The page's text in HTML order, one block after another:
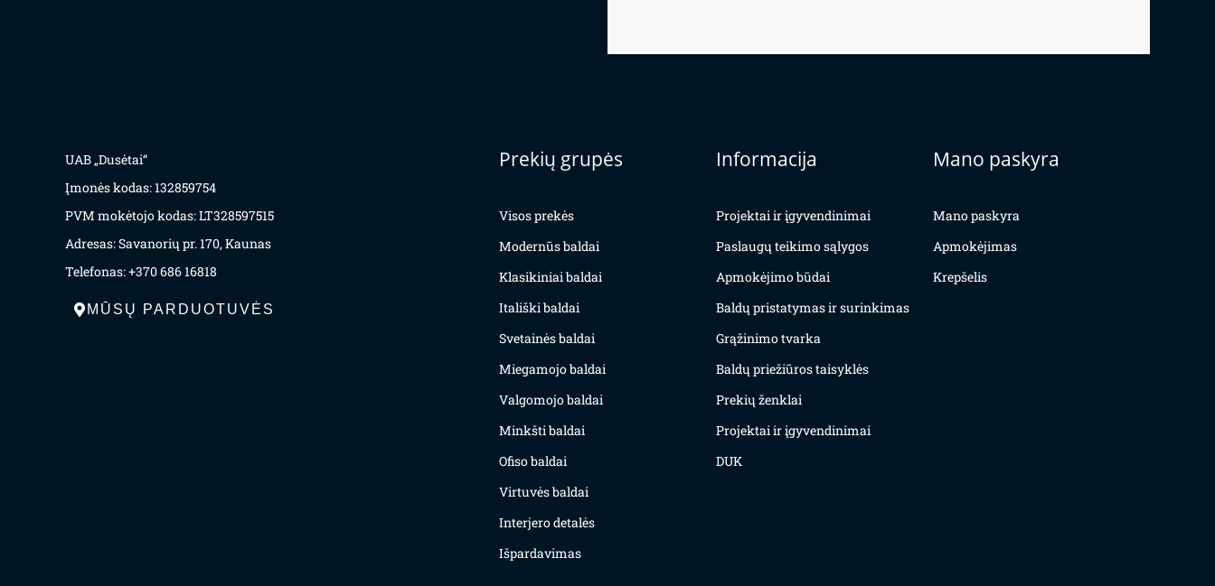
UAB „Dusėtai“
Įmonės kodas: 132859754
PVM mokėtojo kodas: LT328597515
Adresas: Savanorių pr. 170, Kaunas
Telefonas: +370 686 16818
MŪSŲ PARDUOTUVĖS
Prekių grupės
Visos prekės
Modernūs baldai
Klasikiniai baldai
Itališki baldai
Svetainės baldai
Miegamojo baldai
Valgomojo baldai
Minkšti baldai
Ofiso baldai
Virtuvės baldai
Interjero detalės
Išpardavimas
Informacija
Projektai ir įgyvendinimai
Paslaugų teikimo sąlygos
Apmokėjimo būdai
Baldų pristatymas ir surinkimas
Grąžinimo tvarka
Baldų priežiūros taisyklės
Prekių ženklai
Projektai ir įgyvendinimai
DUK
Mano paskyra
Mano paskyra
Apmokėjimas
Krepšelis